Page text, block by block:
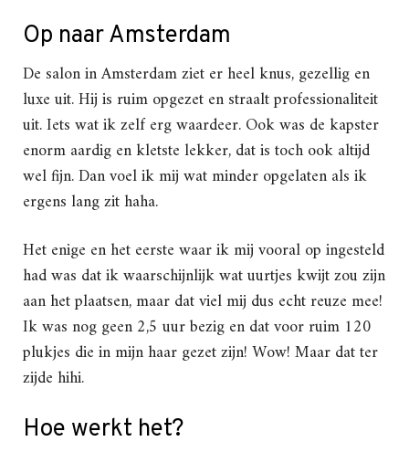
Op naar Amsterdam
De salon in Amsterdam ziet er heel knus, gezellig en
luxe uit. Hij is ruim opgezet en straalt professionaliteit
uit. Iets wat ik zelf erg waardeer. Ook was de kapster
enorm aardig en kletste lekker, dat is toch ook altijd
wel fijn. Dan voel ik mij wat minder opgelaten als ik
ergens lang zit haha.
Het enige en het eerste waar ik mij vooral op ingesteld
had was dat ik waarschijnlijk wat uurtjes kwijt zou zijn
aan het plaatsen, maar dat viel mij dus echt reuze mee!
Ik was nog geen 2,5 uur bezig en dat voor ruim 120
plukjes die in mijn haar gezet zijn! Wow! Maar dat ter
zijde hihi.
Hoe werkt het?